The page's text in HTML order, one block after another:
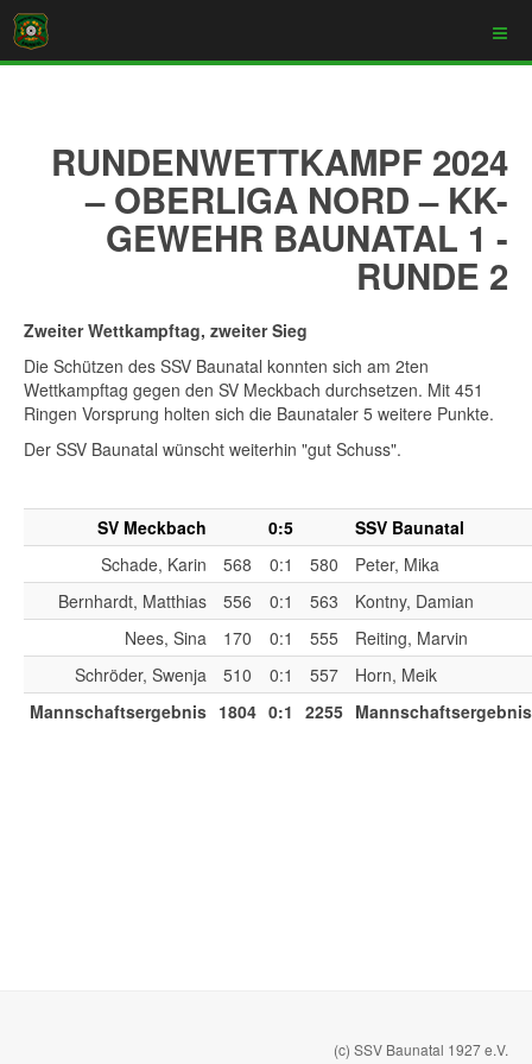
RUNDENWETTKAMPF 2024
– OBERLIGA NORD – KK-
GEWEHR BAUNATAL 1 -
RUNDE 2
Zweiter Wettkampftag, zweiter Sieg
Die Schützen des SSV Baunatal konnten sich am 2ten
Wettkampftag gegen den SV Meckbach durchsetzen. Mit 451
Ringen Vorsprung holten sich die Baunataler 5 weitere Punkte.
Der SSV Baunatal wünscht weiterhin "gut Schuss".
SV Meckbach 0:5
SSV Baunatal
Schade, Karin
568 0:1 580
Peter, Mika
Bernhardt, Matthias
556 0:1 563
Kontny, Damian
Nees, Sina
170 0:1 555
Reiting, Marvin
Schröder, Swenja
510 0:1 557
Horn, Meik
Mannschaftsergebnis 1804 0:1 2255 Mannschaftsergebnis
(c) SSV Baunatal 1927 e.V.